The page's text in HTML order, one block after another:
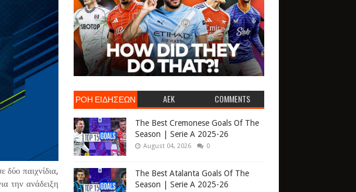
δύο παιχνίδια,
την ανάδειξη
ΡΟΗ ΕΙΔΗΣΕΩΝ AEK COMMENTS
The Best Cremonese Goals Of The
Season | Serie A 2025-26
August 04, 2026 0
The Best Atalanta Goals Of The
Season | Serie A 2025-26